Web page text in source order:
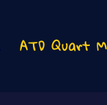
ATD Quart